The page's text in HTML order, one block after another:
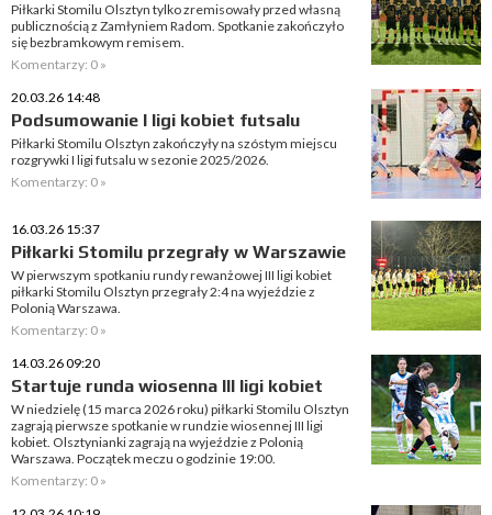
Piłkarki Stomilu Olsztyn tylko zremisowały przed własną
publicznością z Zamłyniem Radom. Spotkanie zakończyło
się bezbramkowym remisem.
Komentarzy: 0 »
20.03.26 14:48
Podsumowanie I ligi kobiet futsalu
Piłkarki Stomilu Olsztyn zakończyły na szóstym miejscu
rozgrywki I ligi futsalu w sezonie 2025/2026.
Komentarzy: 0 »
16.03.26 15:37
Piłkarki Stomilu przegrały w Warszawie
W pierwszym spotkaniu rundy rewanżowej III ligi kobiet
piłkarki Stomilu Olsztyn przegrały 2:4 na wyjeździe z
Polonią Warszawa.
Komentarzy: 0 »
14.03.26 09:20
Startuje runda wiosenna III ligi kobiet
W niedzielę (15 marca 2026 roku) piłkarki Stomilu Olsztyn
zagrają pierwsze spotkanie w rundzie wiosennej III ligi
kobiet. Olsztynianki zagrają na wyjeździe z Polonią
Warszawa. Początek meczu o godzinie 19:00.
Komentarzy: 0 »